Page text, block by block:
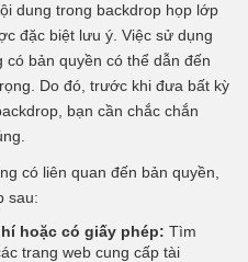
dung trong backdrop họp lớp
đặc biệt lưu ý. Việc sử dụng
bản quyền có thể dẫn đến
Do đó, trước khi đưa bất kỳ
bạn cần chắc chắn
có liên quan đến bản quyền,
sau:
hoặc có giấy phép: Tìm
trang web cung cấp tài